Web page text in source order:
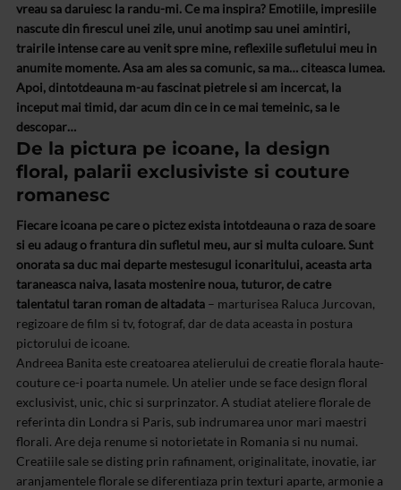
vreau sa daruiesc la randu-mi. Ce ma inspira? Emotiile, impresiile
nascute din firescul unei zile, unui anotimp sau unei amintiri,
trairile intense care au venit spre mine, reflexiile sufletului meu in
anumite momente. Asa am ales sa comunic, sa ma… citeasca lumea.
Apoi, dintotdeauna m-au fascinat pietrele si am incercat, la
inceput mai timid, dar acum din ce in ce mai temeinic, sa le
descopar…
De la pictura pe icoane, la design
floral, palarii exclusiviste si couture
romanesc
Fiecare icoana pe care o pictez exista intotdeauna o raza de soare
si eu adaug o frantura din sufletul meu, aur si multa culoare. Sunt
onorata sa duc mai departe mestesugul iconaritului, aceasta arta
taraneasca naiva, lasata mostenire noua, tuturor, de catre
talentatul taran roman de altadata – marturisea Raluca Jurcovan,
regizoare de film si tv, fotograf, dar de data aceasta in postura
pictorului de icoane.
Andreea Banita este creatoarea atelierului de creatie florala haute-
couture ce-i poarta numele. Un atelier unde se face design floral
exclusivist, unic, chic si surprinzator. A studiat ateliere florale de
referinta din Londra si Paris, sub indrumarea unor mari maestri
florali. Are deja renume si notorietate in Romania si nu numai.
Creatiile sale se disting prin rafinament, originalitate, inovatie, iar
aranjamentele florale se diferentiaza prin texturi aparte, armonie a